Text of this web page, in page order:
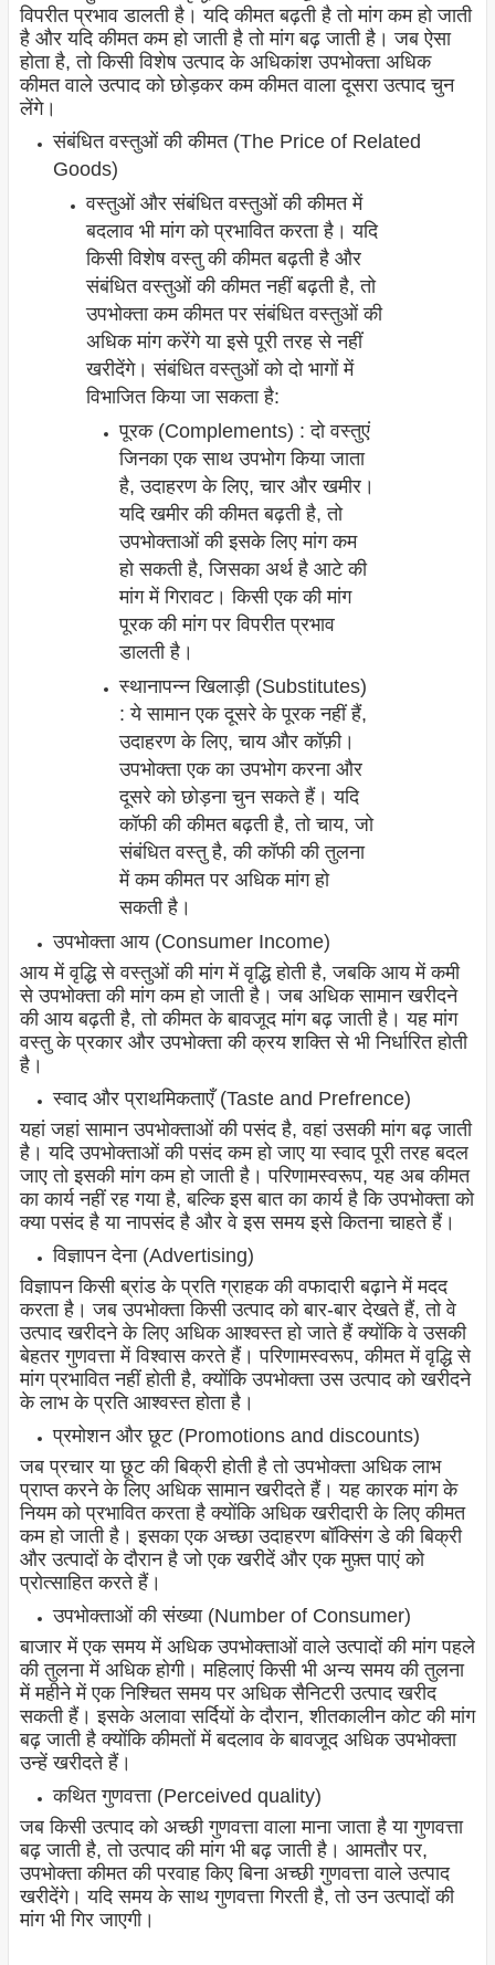
विपरीत प्रभाव डालती है। यदि कीमत बढ़ती है तो मांग कम हो जाती
है और यदि कीमत कम हो जाती है तो मांग बढ़ जाती है। जब ऐसा
होता है, तो किसी विशेष उत्पाद के अधिकांश उपभोक्ता अधिक
कीमत वाले उत्पाद को छोड़कर कम कीमत वाला दूसरा उत्पाद चुन
लेंगे।
संबंधित वस्तुओं की कीमत (The Price of Related
Goods)
वस्तुओं और संबंधित वस्तुओं की कीमत में
बदलाव भी मांग को प्रभावित करता है। यदि
किसी विशेष वस्तु की कीमत बढ़ती है और
संबंधित वस्तुओं की कीमत नहीं बढ़ती है, तो
उपभोक्ता कम कीमत पर संबंधित वस्तुओं की
अधिक मांग करेंगे या इसे पूरी तरह से नहीं
खरीदेंगे। संबंधित वस्तुओं को दो भागों में
विभाजित किया जा सकता है:
पूरक (Complements) : दो वस्तुएं
जिनका एक साथ उपभोग किया जाता
है, उदाहरण के लिए, चार और खमीर।
यदि खमीर की कीमत बढ़ती है, तो
उपभोक्ताओं की इसके लिए मांग कम
हो सकती है, जिसका अर्थ है आटे की
मांग में गिरावट। किसी एक की मांग
पूरक की मांग पर विपरीत प्रभाव
डालती है।
स्थानापन्न खिलाड़ी (Substitutes)
: ये सामान एक दूसरे के पूरक नहीं हैं,
उदाहरण के लिए, चाय और कॉफ़ी।
उपभोक्ता एक का उपभोग करना और
दूसरे को छोड़ना चुन सकते हैं। यदि
कॉफी की कीमत बढ़ती है, तो चाय, जो
संबंधित वस्तु है, की कॉफी की तुलना
में कम कीमत पर अधिक मांग हो
सकती है।
उपभोक्ता आय (Consumer Income)
आय में वृद्धि से वस्तुओं की मांग में वृद्धि होती है, जबकि आय में कमी
से उपभोक्ता की मांग कम हो जाती है। जब अधिक सामान खरीदने
की आय बढ़ती है, तो कीमत के बावजूद मांग बढ़ जाती है। यह मांग
वस्तु के प्रकार और उपभोक्ता की क्रय शक्ति से भी निर्धारित होती
है।
स्वाद और प्राथमिकताएँ (Taste and Prefrence)
यहां जहां सामान उपभोक्ताओं की पसंद है, वहां उसकी मांग बढ़ जाती
है। यदि उपभोक्ताओं की पसंद कम हो जाए या स्वाद पूरी तरह बदल
जाए तो इसकी मांग कम हो जाती है। परिणामस्वरूप, यह अब कीमत
का कार्य नहीं रह गया है, बल्कि इस बात का कार्य है कि उपभोक्ता को
क्या पसंद है या नापसंद है और वे इस समय इसे कितना चाहते हैं।
विज्ञापन देना (Advertising)
विज्ञापन किसी ब्रांड के प्रति ग्राहक की वफादारी बढ़ाने में मदद
करता है। जब उपभोक्ता किसी उत्पाद को बार-बार देखते हैं, तो वे
उत्पाद खरीदने के लिए अधिक आश्वस्त हो जाते हैं क्योंकि वे उसकी
बेहतर गुणवत्ता में विश्वास करते हैं। परिणामस्वरूप, कीमत में वृद्धि से
मांग प्रभावित नहीं होती है, क्योंकि उपभोक्ता उस उत्पाद को खरीदने
के लाभ के प्रति आश्वस्त होता है।
प्रमोशन और छूट (Promotions and discounts)
जब प्रचार या छूट की बिक्री होती है तो उपभोक्ता अधिक लाभ
प्राप्त करने के लिए अधिक सामान खरीदते हैं। यह कारक मांग के
नियम को प्रभावित करता है क्योंकि अधिक खरीदारी के लिए कीमत
कम हो जाती है। इसका एक अच्छा उदाहरण बॉक्सिंग डे की बिक्री
और उत्पादों के दौरान है जो एक खरीदें और एक मुफ़्त पाएं को
प्रोत्साहित करते हैं।
उपभोक्ताओं की संख्या (Number of Consumer)
बाजार में एक समय में अधिक उपभोक्ताओं वाले उत्पादों की मांग पहले
की तुलना में अधिक होगी। महिलाएं किसी भी अन्य समय की तुलना
में महीने में एक निश्चित समय पर अधिक सैनिटरी उत्पाद खरीद
सकती हैं। इसके अलावा सर्दियों के दौरान, शीतकालीन कोट की मांग
बढ़ जाती है क्योंकि कीमतों में बदलाव के बावजूद अधिक उपभोक्ता
उन्हें खरीदते हैं।
कथित गुणवत्ता (Perceived quality)
जब किसी उत्पाद को अच्छी गुणवत्ता वाला माना जाता है या गुणवत्ता
बढ़ जाती है, तो उत्पाद की मांग भी बढ़ जाती है। आमतौर पर,
उपभोक्ता कीमत की परवाह किए बिना अच्छी गुणवत्ता वाले उत्पाद
खरीदेंगे। यदि समय के साथ गुणवत्ता गिरती है, तो उन उत्पादों की
मांग भी गिर जाएगी।